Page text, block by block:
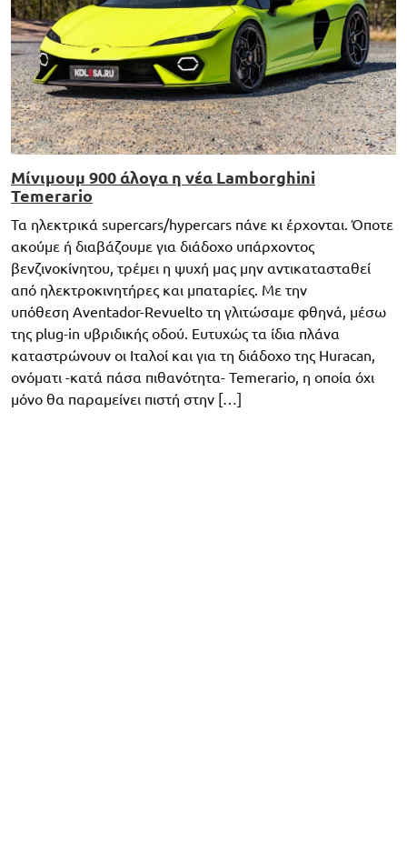
Μίνιμουμ 900 άλογα η νέα Lamborghini
Temerario
Τα ηλεκτρικά supercars/hypercars πάνε κι έρχονται. Όποτε
ακούμε ή διαβάζουμε για διάδοχο υπάρχοντος
βενζινοκίνητου, τρέμει η ψυχή μας μην αντικατασταθεί
από ηλεκτροκινητήρες και μπαταρίες. Με την
υπόθεση Aventador-Revuelto τη γλιτώσαμε φθηνά, μέσω
της plug-in υβριδικής οδού. Ευτυχώς τα ίδια πλάνα
καταστρώνουν οι Ιταλοί και για τη διάδοχο της Huracan,
ονόματι -κατά πάσα πιθανότητα- Temerario, η οποία όχι
μόνο θα παραμείνει πιστή στην […]